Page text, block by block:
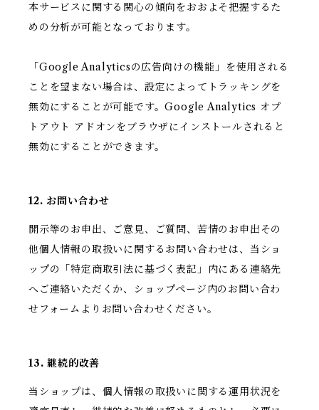
本サービスに関する関心の傾向をおおよそ把握するた
めの分析が可能となっております。
「Google Analyticsの広告向けの機能」を使用される
ことを望まない場合は、設定によってトラッキングを
無効にすることが可能です。Google Analytics オプ
トアウト アドオンをブラウザにインストールされると
無効にすることができます。
12. お問い合わせ
開示等のお申出、ご意見、ご質問、苦情のお申出その
他個人情報の取扱いに関するお問い合わせは、当ショ
ップの「特定商取引法に基づく表記」内にある連絡先
へご連絡いただくか、ショップページ内のお問い合わ
せフォームよりお問い合わせください。
13. 継続的改善
当ショップは、個人情報の取扱いに関する運用状況を